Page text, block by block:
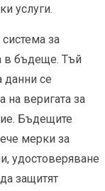
услуги.
за
в бъдеще. Тъй
данни се
на веригата за
Бъдещите
мерки за
удостоверяване
защитят